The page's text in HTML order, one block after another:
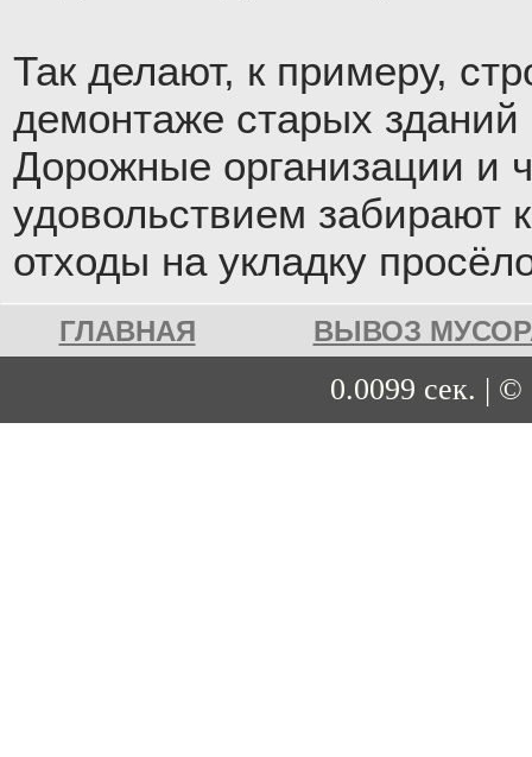
Так делают, к примеру,
демонтаже старых
Дорожные организации и
удовольствием забирают
отходы на укладку
ГЛАВНАЯ ВЫВОЗ
0.0099 сек. | ©